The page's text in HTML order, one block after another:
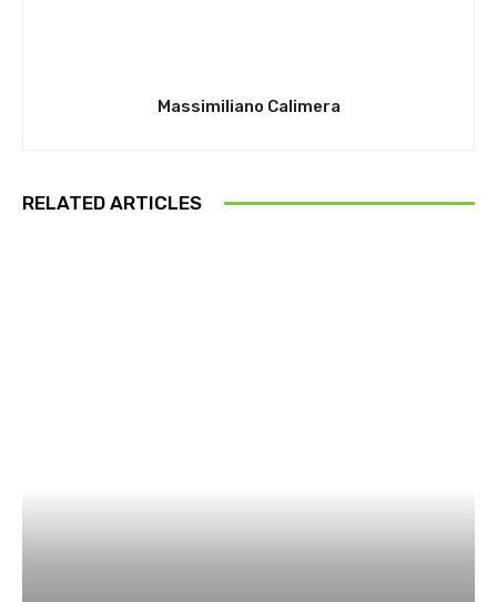
Massimiliano Calimera
RELATED ARTICLES